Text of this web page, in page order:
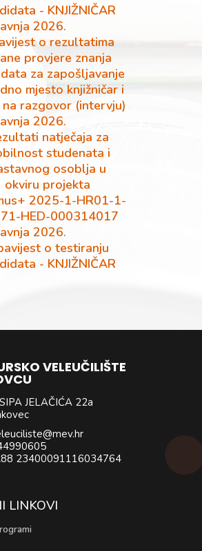
- KNJIŽNIČAR
2026.
o rezultatima
provjere znanja
za zapošljavanje
mjesto knjižničar i
razgovor (intervju)
2026.
natječaja za
studenata i
osoblja u
okviru projekta
2025-1-HR01-1-
HED-000314017
2026.
o testiranju
- KNJIŽNIČAR
VELEUČILIŠTE
JELAČIĆA 22a
23400091116034764
LINKOVI